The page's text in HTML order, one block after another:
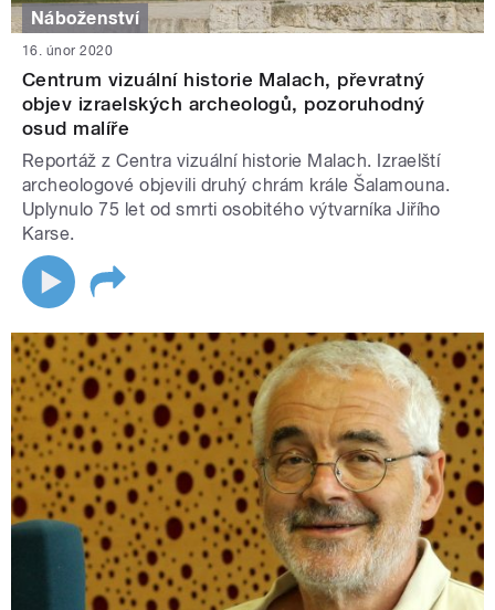
Náboženství
16. únor 2020
Centrum vizuální historie Malach, převratný
objev izraelských archeologů, pozoruhodný
osud malíře
Reportáž z Centra vizuální historie Malach. Izraelští
archeologové objevili druhý chrám krále Šalamouna.
Uplynulo 75 let od smrti osobitého výtvarníka Jiřího
Karse.